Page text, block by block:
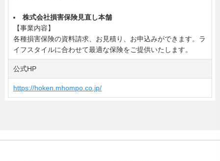
株式会社損害保険見直し本舗
【事業内容】
各種損害保険の資料請求、お見積り、お申込みができます。ラ
イフスタイルに合わせて最適な保険をご提供いたします。
公式HP
https://hoken.mhompo.co.jp/